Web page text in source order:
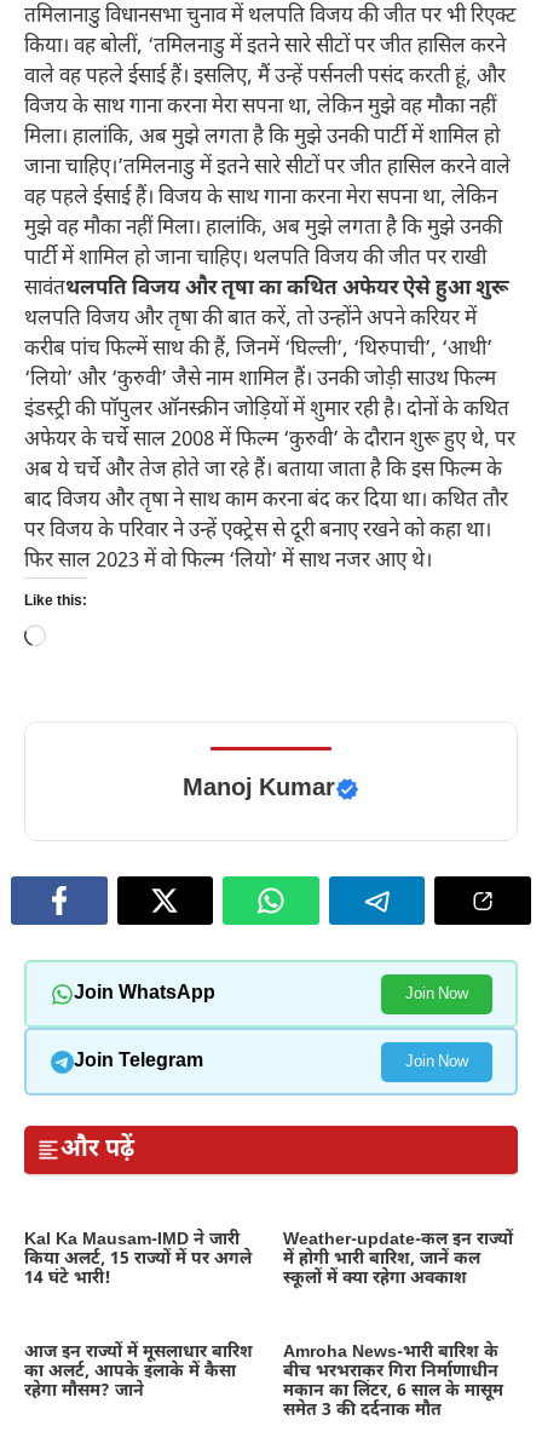
तमिलानाडु विधानसभा चुनाव में थलपति विजय की जीत पर भी रिएक्ट
किया। वह बोलीं, ‘तमिलनाडु में इतने सारे सीटों पर जीत हासिल करने
वाले वह पहले ईसाई हैं। इसलिए, मैं उन्हें पर्सनली पसंद करती हूं, और
विजय के साथ गाना करना मेरा सपना था, लेकिन मुझे वह मौका नहीं
मिला। हालांकि, अब मुझे लगता है कि मुझे उनकी पार्टी में शामिल हो
जाना चाहिए।’तमिलनाडु में इतने सारे सीटों पर जीत हासिल करने वाले
वह पहले ईसाई हैं। विजय के साथ गाना करना मेरा सपना था, लेकिन
मुझे वह मौका नहीं मिला। हालांकि, अब मुझे लगता है कि मुझे उनकी
पार्टी में शामिल हो जाना चाहिए। थलपति विजय की जीत पर राखी
सावंतथलपति विजय और तृषा का कथित अफेयर ऐसे हुआ शुरू
थलपति विजय और तृषा की बात करें, तो उन्होंने अपने करियर में
करीब पांच फिल्में साथ की हैं, जिनमें ‘घिल्ली’, ‘थिरुपाची’, ‘आथी’
‘लियो’ और ‘कुरुवी’ जैसे नाम शामिल हैं। उनकी जोड़ी साउथ फिल्म
इंडस्ट्री की पॉपुलर ऑनस्क्रीन जोड़ियों में शुमार रही है। दोनों के कथित
अफेयर के चर्चे साल 2008 में फिल्म ‘कुरुवी’ के दौरान शुरू हुए थे, पर
अब ये चर्चे और तेज होते जा रहे हैं। बताया जाता है कि इस फिल्म के
बाद विजय और तृषा ने साथ काम करना बंद कर दिया था। कथित तौर
पर विजय के परिवार ने उन्हें एक्ट्रेस से दूरी बनाए रखने को कहा था।
फिर साल 2023 में वो फिल्म ‘लियो’ में साथ नजर आए थे।
Like this:
Loading…
Manoj Kumar
Join WhatsApp Join Now
Join Telegram Join Now
और पढ़ें
Kal Ka Mausam-IMD ने जारी
किया अलर्ट, 15 राज्यों में पर अगले
14 घंटे भारी!
Weather-update-कल इन राज्यों
में होगी भारी बारिश, जानें कल
स्कूलों में क्या रहेगा अवकाश
आज इन राज्यों में मूसलाधार बारिश
का अलर्ट, आपके इलाके में कैसा
रहेगा मौसम? जाने
Amroha News-भारी बारिश के
बीच भरभराकर गिरा निर्माणाधीन
मकान का लिंटर, 6 साल के मासूम
समेत 3 की दर्दनाक मौत